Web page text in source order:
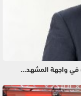
في واجهة المشهد…